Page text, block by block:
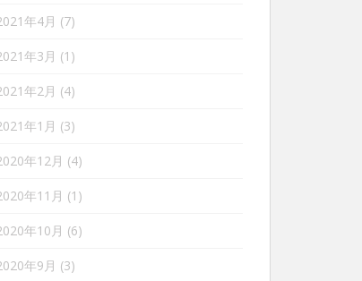
年4月 (7)
年3月 (1)
年2月 (4)
年1月 (3)
年12月 (4)
年11月 (1)
年10月 (6)
年9月 (3)